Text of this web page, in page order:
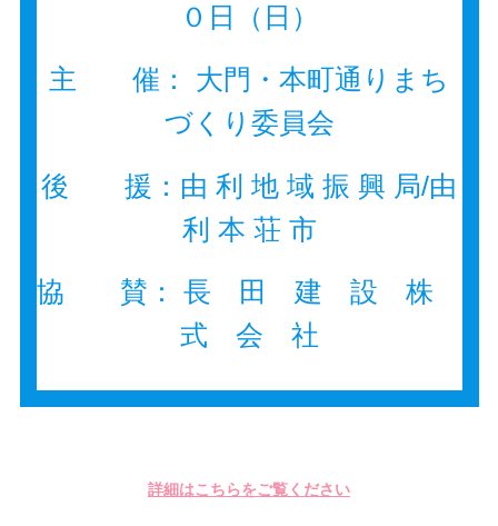
０日（日）
主 催： 大門・本町通りまち
づくり委員会
後 援：由 利 地 域 振 興 局/由
利 本 荘 市
協 賛： 長 田 建 設 株
式 会 社
詳細はこちらをご覧ください